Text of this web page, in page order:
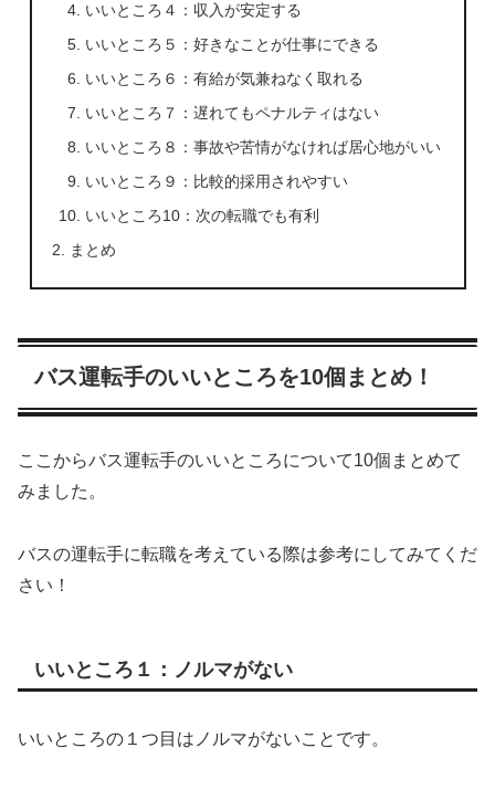
いいところ４：収入が安定する
いいところ５：好きなことが仕事にできる
いいところ６：有給が気兼ねなく取れる
いいところ７：遅れてもペナルティはない
いいところ８：事故や苦情がなければ居心地がいい
いいところ９：比較的採用されやすい
いいところ10：次の転職でも有利
まとめ
バス運転手のいいところを10個まとめ！
ここからバス運転手のいいところについて10個まとめて
みました。
バスの運転手に転職を考えている際は参考にしてみてくだ
さい！
いいところ１：ノルマがない
いいところの１つ目はノルマがないことです。